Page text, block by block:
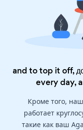
and to top it off,
every day,
Кроме того,
работает
такие как ваш